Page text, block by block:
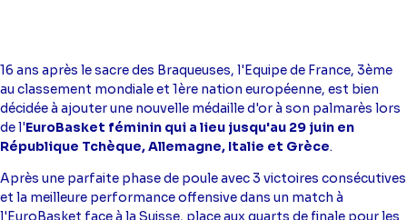
16 ans après le sacre des Braqueuses, l'Equipe de France, 3ème
au classement mondiale et 1ère nation européenne, est bien
décidée à ajouter une nouvelle médaille d'or à son palmarès lors
de l'EuroBasket féminin qui a lieu jusqu'au 29 juin en
République Tchèque, Allemagne, Italie et Grèce.
Après une parfaite phase de poule avec 3 victoires consécutives
et la meilleure performance offensive dans un match à
l'EuroBasket face à la Suisse, place aux quarts de finale pour les